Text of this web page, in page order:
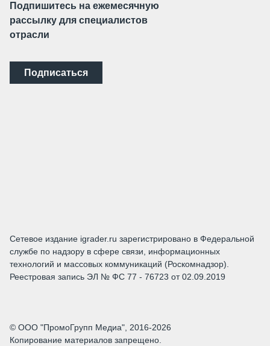
Подпишитесь на ежемесячную
рассылку для специалистов
отрасли
Подписаться
Сетевое издание igrader.ru зарегистрировано в Федеральной
службе по надзору в сфере связи, информационных
технологий и массовых коммуникаций (Роскомнадзор).
Реестровая запись ЭЛ № ФС 77 - 76723 от 02.09.2019
© ООО "ПромоГрупп Медиа", 2016-2026
Копирование материалов запрещено.